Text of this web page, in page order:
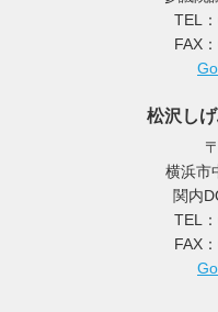
TEL
FAX
松沢し
横浜市
関内
TEL
FAX